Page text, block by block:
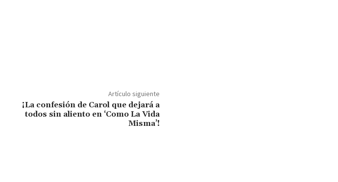
Artículo siguiente
¡La confesión de Carol que dejará a
todos sin aliento en ‘Como La Vida
Misma’!